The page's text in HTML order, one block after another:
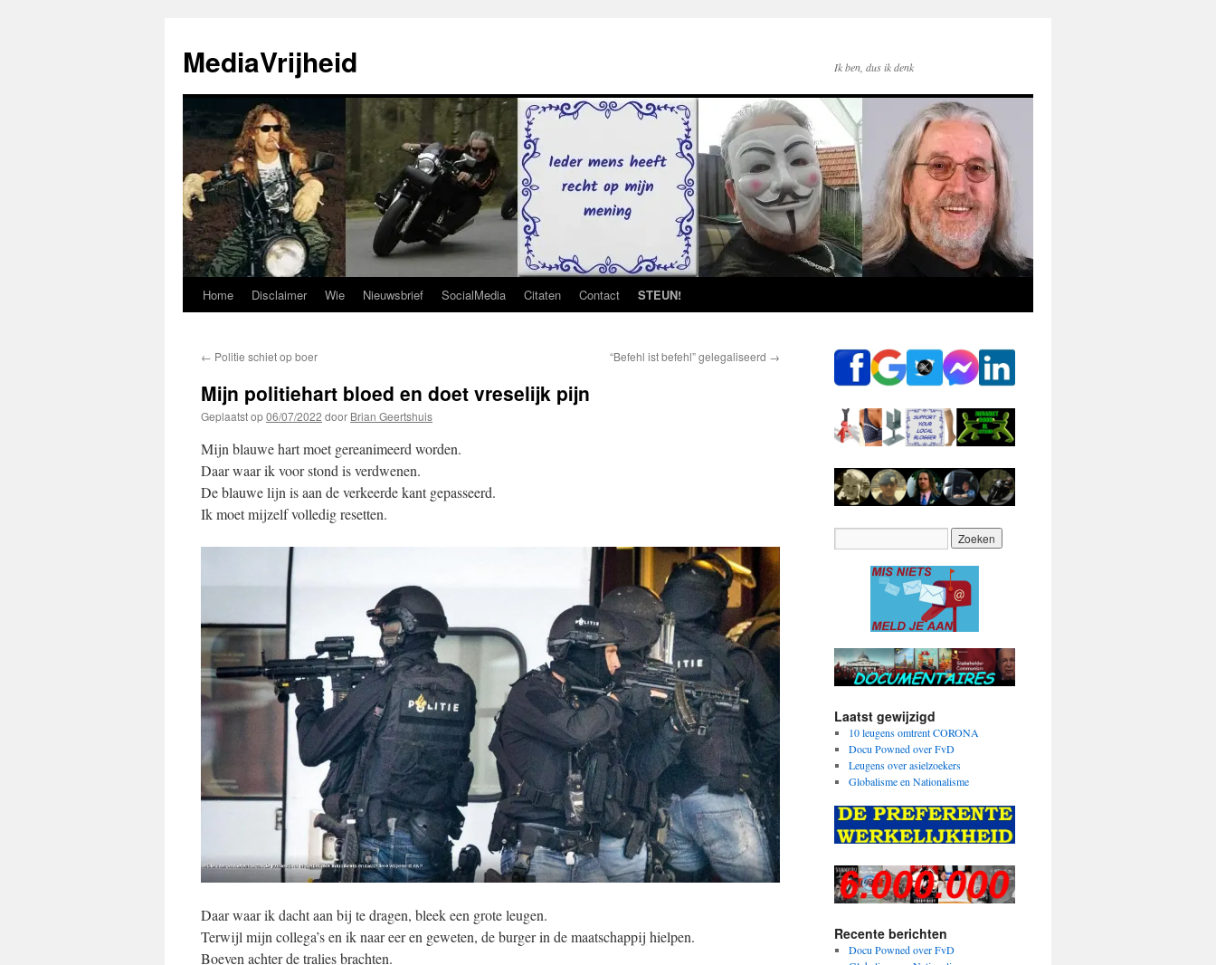
de
inhoud
MediaVrijheid Ik ben, dus ik denk
Home Disclaimer Wie Nieuwsbrief SocialMedia Citaten Contact STEUN!
← Politie schiet op boer “Befehl ist befehl” gelegaliseerd →
Mijn politiehart bloed en doet vreselijk pijn
Geplaatst op06/07/2022 door Brian Geertshuis
Mijn blauwe hart moet gereanimeerd worden.
Daar waar ik voor stond is verdwenen.
De blauwe lijn is aan de verkeerde kant gepasseerd.
Ik moet mijzelf volledig resetten.
Daar waar ik dacht aan bij te dragen, bleek een grote leugen.
Terwijl mijn collega’s en ik naar eer en geweten, de burger in de maatschappij hielpen.
Boeven achter de tralies brachten.
Laatst gewijzigd
10 leugens omtrent CORONA
Docu Powned over FvD
Leugens over asielzoekers
Globalisme en Nationalisme
Recente berichten
Docu Powned over FvD